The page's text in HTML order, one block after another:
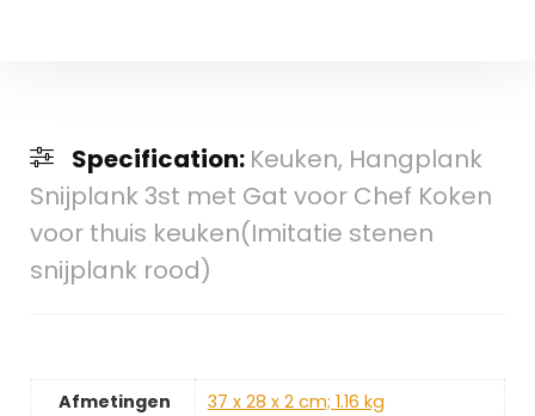
Specification: Keuken, Hangplank
Snijplank 3st met Gat voor Chef Koken
voor thuis keuken(Imitatie stenen
snijplank rood)
Afmetingen
‎37 x 28 x 2 cm; 1.16 kg